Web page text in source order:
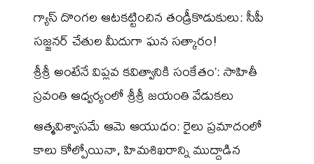
గ్యాస్ దొంగల ఆటకట్టించిన తండ్రీకొడుకులు: సీపీ
సజ్జనర్ చేతుల మీదుగా ఘన సత్కారం!
శ్రీశ్రీ అంటేనే విప్లవ కవిత్వానికి సంకేతం’: సాహితీ
స్రవంతి ఆధ్వర్యంలో శ్రీశ్రీ జయంతి వేడుకలు
ఆత్మవిశ్వాసమే ఆమె ఆయుధం: రైలు ప్రమాదంలో
కాలు కోల్పోయినా, హిమశిఖరాన్ని ముద్దాడిన